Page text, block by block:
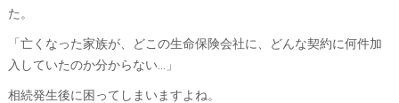
た。
「亡くなった家族が、どこの生命保険会社に、どんな契約に何件加
入していたのか分からない…」
相続発生後に困ってしまいますよね。